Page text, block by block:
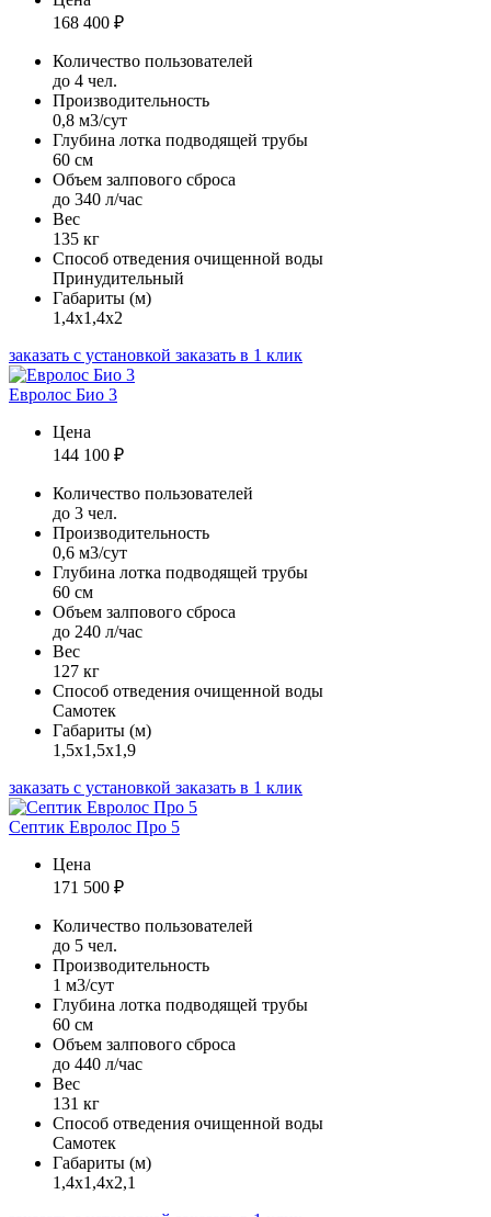
168 400 ₽
Количество пользователей
до 4 чел.
Производительность
0,8 м3/сут
Глубина лотка подводящей трубы
60 см
Объем залпового сброса
до 340 л/час
Вес
135 кг
Способ отведения очищенной воды
Принудительный
Габариты (м)
1,4х1,4х2
заказать с установкой заказать в 1 клик
Евролос Био 3
Цена
144 100 ₽
Количество пользователей
до 3 чел.
Производительность
0,6 м3/сут
Глубина лотка подводящей трубы
60 см
Объем залпового сброса
до 240 л/час
Вес
127 кг
Способ отведения очищенной воды
Самотек
Габариты (м)
1,5х1,5х1,9
заказать с установкой заказать в 1 клик
Септик Евролос Про 5
Цена
171 500 ₽
Количество пользователей
до 5 чел.
Производительность
1 м3/сут
Глубина лотка подводящей трубы
60 см
Объем залпового сброса
до 440 л/час
Вес
131 кг
Способ отведения очищенной воды
Самотек
Габариты (м)
1,4х1,4х2,1